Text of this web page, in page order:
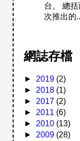
台。 總
次推出的
網誌存檔
► 2019 (2)
► 2018 (1)
► 2017 (2)
► 2011 (6)
► 2010 (13)
► 2009 (28)